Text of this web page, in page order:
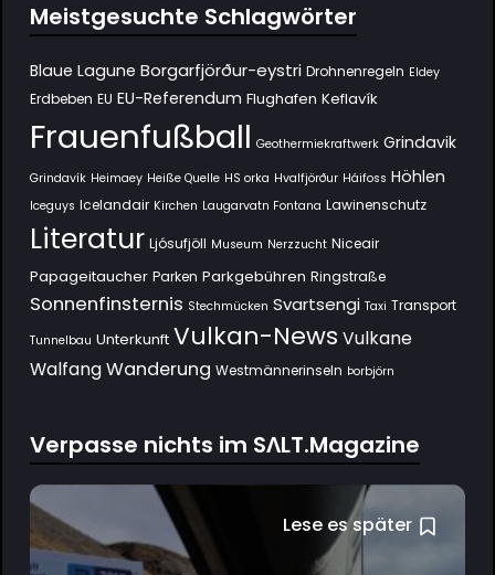
Meistgesuchte Schlagwörter
Blaue Lagune Borgarfjörður-eystri Drohnenregeln Eldey
Erdbeben EU EU-Referendum Flughafen Keflavík
Frauenfußball Geothermiekraftwerk Grindavik
Grindavík Heimaey Heiße Quelle HS orka Hvalfjörður Háifoss Höhlen
Iceguys Icelandair Kirchen Laugarvatn Fontana Lawinenschutz
Literatur Ljósufjöll Museum Nerzzucht Niceair
Papageitaucher Parken Parkgebühren Ringstraße
Sonnenfinsternis Stechmücken Svartsengi Taxi Transport
Tunnelbau Unterkunft Vulkan-News Vulkane
Walfang Wanderung Westmännerinseln Þorbjörn
Verpasse nichts im SΛLT.Magazine
Lese es später